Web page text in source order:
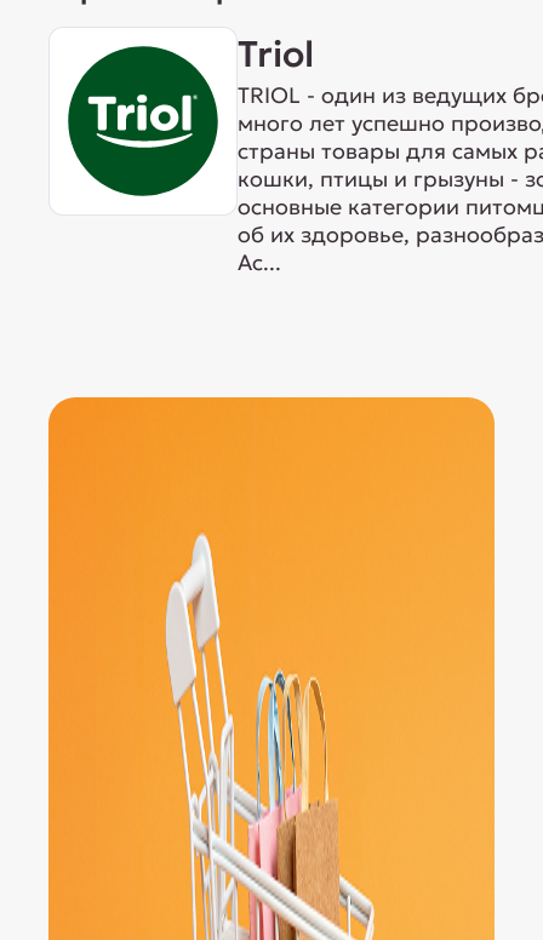
Triol
TRIOL - один из ведущих
много лет успешно
страны товары для самых
кошки, птицы и грызуны -
основные категории
об их здоровье,
Ас...